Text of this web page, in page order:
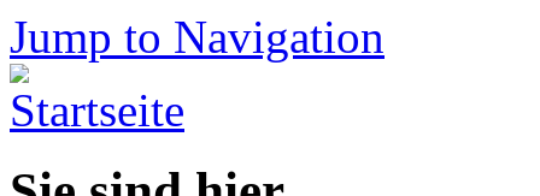
Jump to Navigation